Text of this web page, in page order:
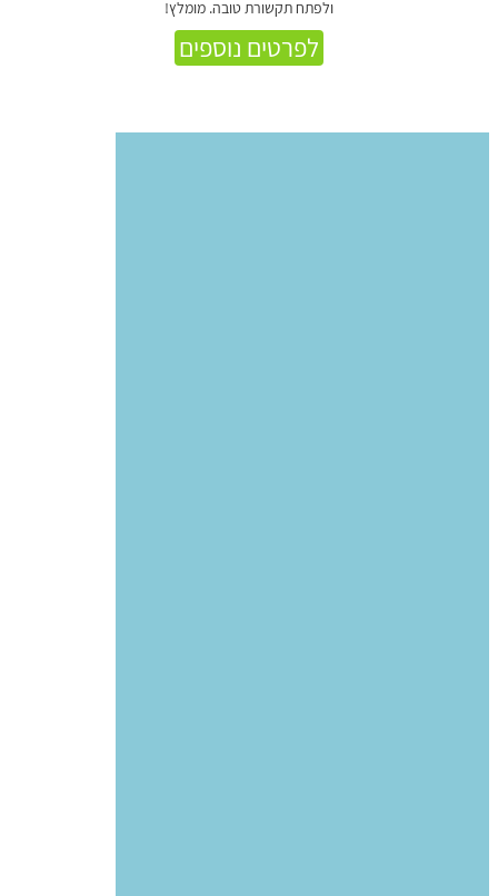
ולפתח תקשורת טובה. מומלץ!
לפרטים נוספים